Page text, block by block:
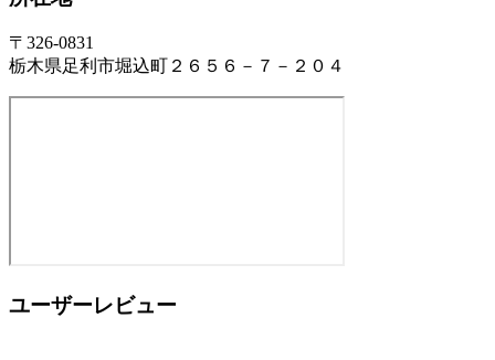
〒326-0831
栃木県足利市堀込町２６５６－７－２０４
ユーザーレビュー